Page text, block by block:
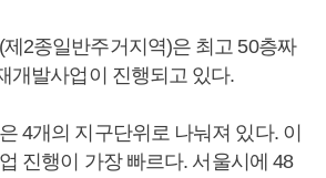
2종일반주거지역)은 최고 50층짜
개발사업이 진행되고 있다.
4개의 지구단위로 나눠져 있다. 이
진행이 가장 빠르다. 서울시에 48